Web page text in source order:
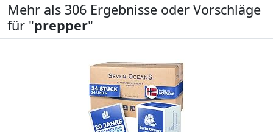
Mehr als 306 Ergebnisse oder Vorschläge
für "prepper"